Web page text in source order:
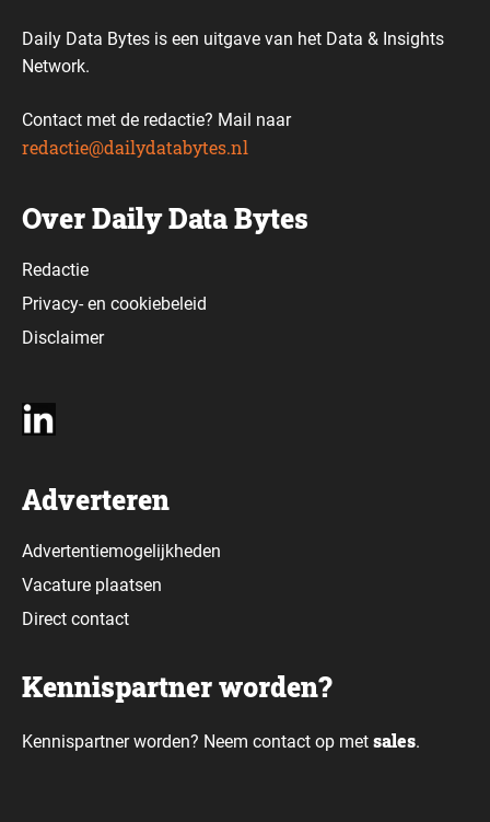
Daily Data Bytes is een uitgave van het Data & Insights
Network.
Contact met de redactie? Mail naar
redactie@dailydatabytes.nl
Over Daily Data Bytes
Redactie
Privacy-en cookiebeleid
Disclaimer
Adverteren
Advertentiemogelijkheden
Vacature plaatsen
Direct contact
Kennispartner worden?
Kennispartner worden? Neem contact op met sales.